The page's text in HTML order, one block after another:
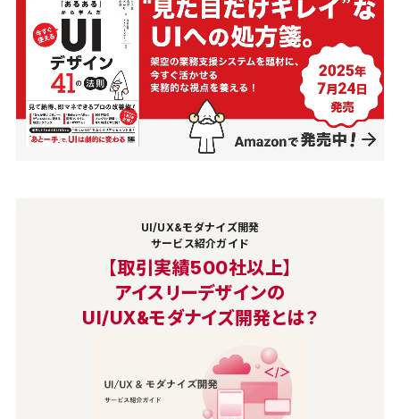
UI/UX&モダナイズ開発
サービス紹介ガイド
【取引実績500社以上】
アイスリーデザインの
UI/UX&モダナイズ開発とは？